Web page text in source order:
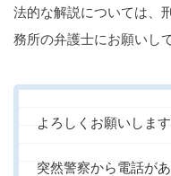
法的な解説については、
務所の弁護士にお願いし
よろしくお願いします
突然警察から電話が